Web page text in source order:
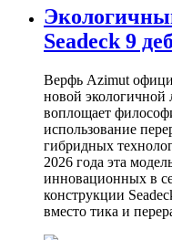
Seadeck 9
Верфь Azimut
новой
воплощает
использование
гибридных
2026 года эта
инновационных в
конструкции
вместо тика и